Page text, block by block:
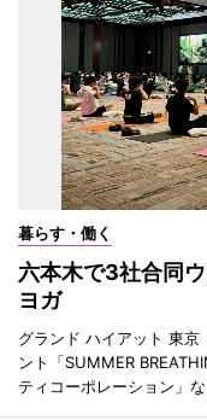
暮らす・働く
六本木で3社合同
ヨガ
グランド ハイアット 東
ント「SUMMER
ティコーポレーション」